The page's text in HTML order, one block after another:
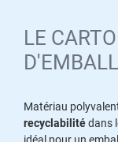
LE
Matériau
recyclabilitédans